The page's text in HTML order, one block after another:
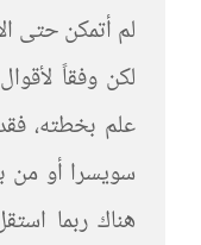
لم أتمكن حتى
لكن وفقاً
علم بخطته،
سويسرا أو من
هناك ربما